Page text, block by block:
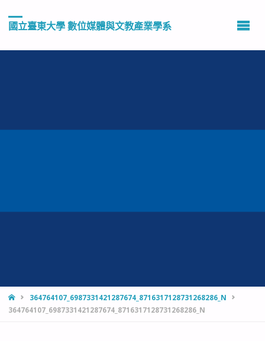
國立臺東大學 數位媒體與文教產業學系
HOME364764107_6987331421287674_8716317128731268286_N
364764107_6987331421287674_8716317128731268286_N